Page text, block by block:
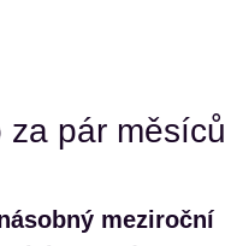
pár měsíců
meziroční